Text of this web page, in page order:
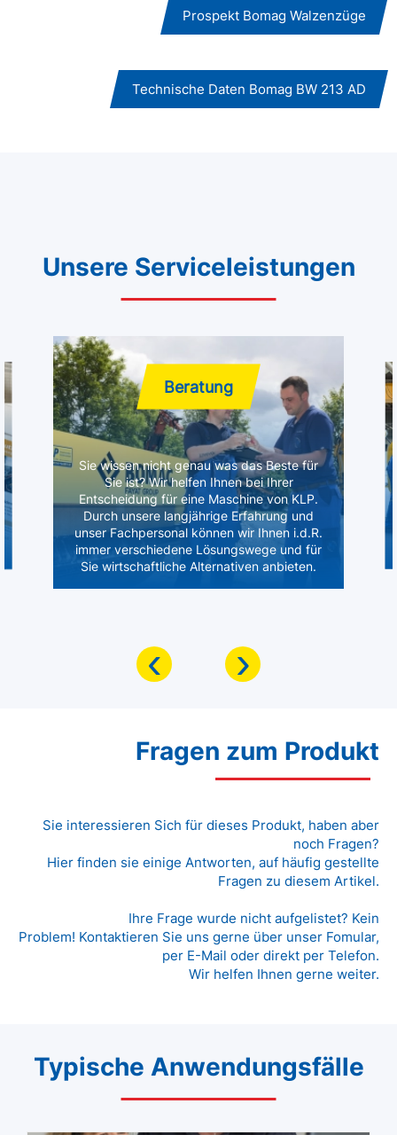
Prospekt Bomag Walzenzüge
Technische Daten Bomag BW 213 AD
Unsere Serviceleistungen
Beratung
Sie wissen nicht genau was das Beste für
Sie ist? Wir helfen Ihnen bei Ihrer
Entscheidung für eine Maschine von KLP.
Durch unsere langjährige Erfahrung und
unser Fachpersonal können wir Ihnen i.d.R.
immer verschiedene Lösungswege und für
Sie wirtschaftliche Alternativen anbieten.
‹ ›
Fragen zum Produkt
Sie interessieren Sich für dieses Produkt, haben aber
noch Fragen?
Hier finden sie einige Antworten, auf häufig gestellte
Fragen zu diesem Artikel.
Ihre Frage wurde nicht aufgelistet? Kein
Problem! Kontaktieren Sie uns gerne über unser Fomular,
per E-Mail oder direkt per Telefon.
Wir helfen Ihnen gerne weiter.
Typische Anwendungsfälle